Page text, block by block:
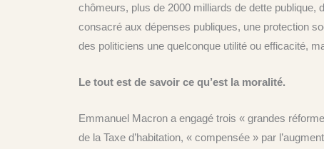
chômeurs, plus de 2000 milliards de dette publique,
consacré aux dépenses publiques, une protection
des politiciens une quelconque utilité ou efficacité,
Le tout est de savoir ce qu’est la moralité.
Emmanuel Macron a engagé trois « grandes
de la Taxe d’habitation, « compensée » par